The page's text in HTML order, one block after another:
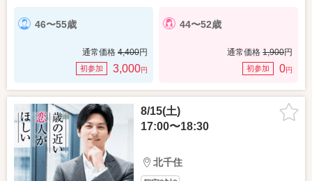
46〜55歳
通常価格 4,400円
初参加 3,000円
44〜52歳
通常価格 1,900円
初参加 0円
8/15(土)
17:00〜18:30
北千住